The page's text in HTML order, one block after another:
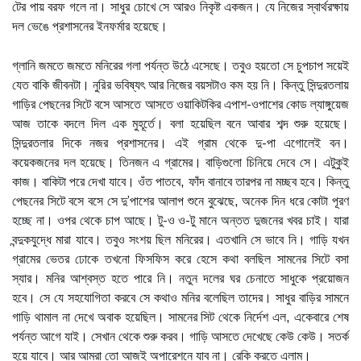
টের পায় বরফ গলে না। সাধুর চোখে সে আরও নিকৃষ্ট একজন। যে নিজের স্বার্থরক্ষায়
দল ভেঙে প্রশাসনের ইনফর্মার হয়েছে।
গ্লানি জমতে জমতে মনিরের গলা পর্যন্ত উঠে এসেছে। তবুও হয়তো সে চুপচাপ সয়েই
যেত বাকি জীবনটা। নুরির ভবিষ্যৎ আর নিজের বয়সটাও কম হয় নি। কিন্তু সিন্দুরতলায়
গাড়ির পেছনের সিটে বসে আসতে আসতে ওয়াকিটকির এপাশ-ওপাশের কোড ল্যাঙ্গুয়েজ
আজ তাকে বদলে দিল এক মুহূর্তে। বলা হয়েছিল বনে আবার শব্দ শুরু হয়েছে।
সিন্দুরতলার দিকে নজর প্রশাসনের। এই গ্রাম থেকে দু-পা এগোলেই বন।
কয়েকজনের দল হয়েছে। তিনজন এ গ্রামের। বাড়িগুলো চিনিয়ে দেবে সে। এটুকুই
কাজ। বাকিটা পরে দেখা যাবে। ওঁত পাতবে, ফাঁদ বানাবে তারপর না মচ্ছব হবে। কিন্তু
পেছনের সিটে বসে বসে সে দু’পাশের আলাপ শুনে বুঝেছে, অনেক দিন ধরে কোটা পূরণ
হচ্ছে না। ওপর থেকে চাপ আছে। টু-ও ও-টু মানে অন্তত দুজনের খবর চাই। যারা
বন্দুকযুদ্ধে মারা যাবে। তবুও সংশয় ছিল মনিরের। এতখানি সে ভাবে নি। গাড়ি যখন
গ্রামের ভেতর ঢোকে তখনো ফিসফিস করে হেসে কথা বলছিল সামনের সিটে বসা
স্যার। মনির আশ্বস্ত হতে পারে নি। নতুন দলের ঘর চেনাতে সাধুকে প্রয়োজন
হবে। সে যে সহযোগিতা করবে সে কথাও মনির বলেছিল তাদের। সাধুর বাড়ির সামনে
গাড়ি থামাল না দেখে অবাক হয়েছিল। সামনের সিট থেকে নির্দেশ এল, একেবারে শেষ
পর্যন্ত আগে যাই। সেখান থেকে শুরু করব। গাড়ি আসতে দেখেছে কেউ কেউ। সতর্ক
হয়ে যাবে। আর আমরা তো আজই অপারেশনে যাব না। রেকি করতে এলাম।